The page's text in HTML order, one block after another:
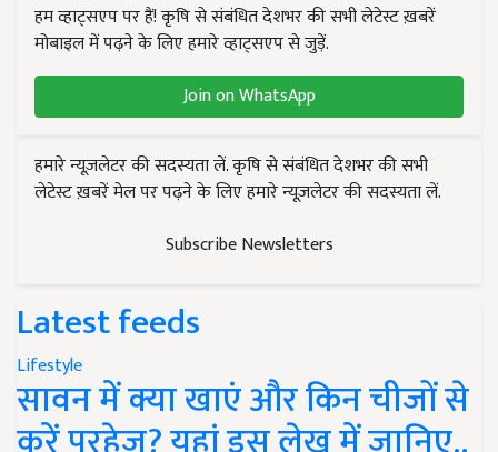
हम व्हाट्सएप पर हैं! कृषि से संबंधित देशभर की सभी लेटेस्ट ख़बरें
मोबाइल में पढ़ने के लिए हमारे व्हाट्सएप से जुड़ें.
Join on WhatsApp
हमारे न्यूज़लेटर की सदस्यता लें. कृषि से संबंधित देशभर की सभी
लेटेस्ट ख़बरें मेल पर पढ़ने के लिए हमारे न्यूज़लेटर की सदस्यता लें.
Subscribe Newsletters
Latest feeds
Lifestyle
सावन में क्या खाएं और किन चीजों से